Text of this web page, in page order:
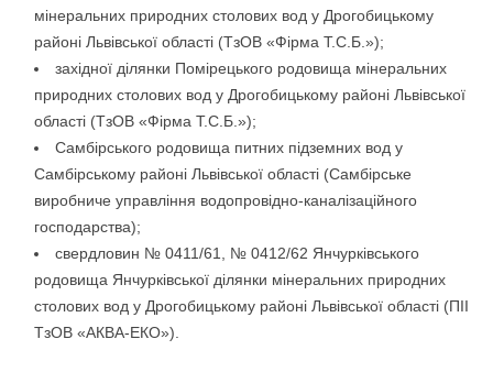
мінеральних природних столових вод у Дрогобицькому
районі Львівської області (ТзОВ «Фірма Т.С.Б.»);
західної ділянки Помірецького родовища мінеральних
природних столових вод у Дрогобицькому районі Львівської
області (ТзОВ «Фірма Т.С.Б.»);
Самбірського родовища питних підземних вод у
Самбірському районі Львівської області (Самбірське
виробниче управління водопровідно-каналізаційного
господарства);
свердловин № 0411/61, № 0412/62 Янчурківського
родовища Янчурківської ділянки мінеральних природних
столових вод у Дрогобицькому районі Львівської області (ПІІ
ТзОВ «АКВА-ЕКО»).